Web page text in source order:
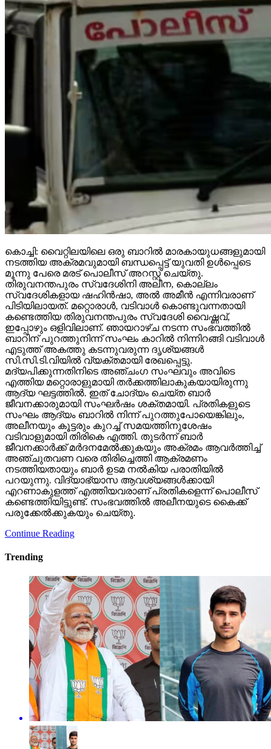
കൊച്ചി: വൈറ്റിലയിലെ ഒരു ബാറില്‍ മാരകായുധങ്ങളുമായി
നടത്തിയ അക്രമവുമായി ബന്ധപ്പെട്ട് യുവതി ഉള്‍പ്പെടെ
മൂന്നു പേരെ മരട് പൊലീസ് അറസ്റ്റ് ചെയ്തു.
തിരുവനന്തപുരം സ്വദേശിനി അലീന, കൊല്ലം
സ്വദേശികളായ ഷഹിന്‍ഷാ, അല്‍ അമീന്‍ എന്നിവരാണ്
പിടിയിലായത്. മറ്റൊരാള്‍, വടിവാള്‍ കൊണ്ടുവന്നതായി
കണ്ടെത്തിയ തിരുവനന്തപുരം സ്വദേശി വൈഷ്ണവ്,
ഇപ്പോഴും ഒളിവിലാണ്. ഞായറാഴ്ച നടന്ന സംഭവത്തില്‍
ബാറിന് പുറത്തുനിന്ന് സംഘം കാറില്‍ നിന്നിറങ്ങി വടിവാള്‍
എടുത്ത് അകത്തു കടന്നുവരുന്ന ദൃശ്യങ്ങള്‍
സി.സി.ടി.വിയില്‍ വ്യക്തമായി രേഖപ്പെട്ടു.
മദ്യപിക്കുന്നതിനിടെ അഞ്ചംഗ സംഘവും അവിടെ
എത്തിയ മറ്റൊരാളുമായി തര്‍ക്കത്തിലാകുകയായിരുന്നു
ആദ്യ ഘട്ടത്തില്‍. ഇത് ചോദ്യം ചെയ്ത ബാര്‍
ജീവനക്കാരുമായി സംഘര്‍ഷം ശക്തമായി. പ്രതികളുടെ
സംഘം ആദ്യം ബാറില്‍ നിന്ന് പുറത്തുപോയെങ്കിലും,
അലീനയും കൂട്ടരും കുറച്ച് സമയത്തിനുശേഷം
വടിവാളുമായി തിരികെ എത്തി. തുടര്‍ന്ന് ബാര്‍
ജീവനക്കാര്‍ക്ക് മര്‍ദനമേല്‍ക്കുകയും അക്രമം ആവര്‍ത്തിച്ച്
അഞ്ചുതവണ വരെ തിരിച്ചെത്തി ആക്രമണം
നടത്തിയതായും ബാര്‍ ഉടമ നല്‍കിയ പരാതിയില്‍
പറയുന്നു. വിദ്യാഭ്യാസ ആവശ്യങ്ങള്‍ക്കായി
എറണാകുളത്ത് എത്തിയവരാണ് പ്രതികളെന്ന് പൊലീസ്
കണ്ടെത്തിയിട്ടുണ്ട്. സംഭവത്തില്‍ അലീനയുടെ കൈക്ക്
പരുക്കേല്‍ക്കുകയും ചെയ്തു.
Continue Reading
Trending